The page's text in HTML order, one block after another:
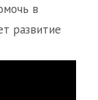
в
развитие